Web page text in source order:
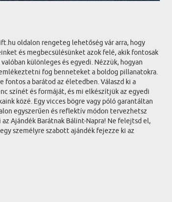
oldalon rengeteg lehetőség vár arra, hogy
és megbecsülésünket azok felé, akik fontosak
különleges és egyedi. Nézzük, hogyan
fog benneteket a boldog pillanatokra.
fontos a barátod az életedben. Válaszd ki a
színét és formáját, és mi elkészítjük az egyedi
közé. Egy vicces bögre vagy póló garantáltan
egyszerűen és reflektív módon tervezhetsz
Ajándék Barátnak Bálint-Napra! Ne felejtsd el,
személyre szabott ajándék fejezze ki az